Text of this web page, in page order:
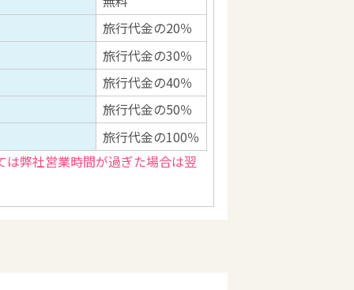
旅行代金の20％
旅行代金の30％
旅行代金の40％
旅行代金の50％
旅行代金の100％
弊社営業時間が過ぎた場合は翌